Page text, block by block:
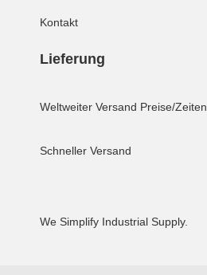
Kontakt
Lieferung
Weltweiter Versand Preise/Zeiten
Schneller Versand
We Simplify Industrial Supply.